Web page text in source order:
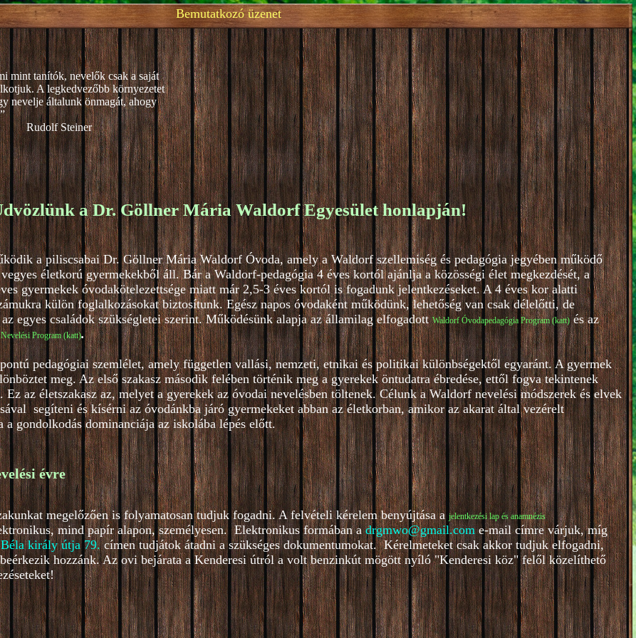
Bemutatkozó üzenet
mint tanítók, nevelők csak a saját
A legkedvezőbb környezetet
nevelje általunk önmagát, ahogy
a Dr. Göllner Mária Waldorf Egyesület honlapján!
a piliscsabai Dr. Göllner Mária Waldorf Óvoda, amely a Waldorf szellemiség és pedagógia jegyében működő
életkorú gyermekekből áll. Bár a Waldorf-pedagógia 4 éves kortól ajánlja a közösségi élet megkezdését, a
gyermekek óvodakötelezettsége miatt már 2,5-3 éves kortól is fogadunk jelentkezéseket. A 4 éves kor alatti
külön foglalkozásokat biztosítunk. Egész napos óvodaként működünk, lehetőség van csak délelőtti, de
egyes családok szükségletei szerint. Működésünk alapja az államilag elfogadott Waldorf Óvodapedagógia Program (katt) és az
Program (katt).
pedagógiai szemlélet, amely független vallási, nemzeti, etnikai és politikai különbségektől egyaránt. A gyermek
meg. Az első szakasz második felében történik meg a gyerekek öntudatra ébredése, ettől fogva tekintenek
az életszakasz az, melyet a gyerekek az óvodai nevelésben töltenek. Célunk a Waldorf nevelési módszerek és elvek
segíteni és kísérni az óvodánkba járó gyermekeket abban az életkorban, amikor az akarat által vezérelt
gondolkodás dominanciája az iskolába lépés előtt.
évre
megelőzően is folyamatosan tudjuk fogadni. A felvételi kérelem benyújtása a jelentkezési lap és anamnézis
mind papír alapon, személyesen. Elektronikus formában adrgmwo@gmail.come-mail címre várjuk, míg
király útja 79.címen tudjátok átadni a szükséges dokumentumokat. Kérelmeteket csak akkor tudjuk elfogadni,
hozzánk. Az ovi bejárata a Kenderesi útról a volt benzinkút mögött nyíló "Kenderesi köz" felől közelíthető